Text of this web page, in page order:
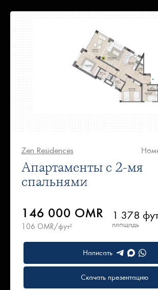
Zen Residences
Апартаменты с 2-мя
спальнями
146 000 OMR
106 OMR/фут²
1 378
площадь
Написать
Скачать презентацию